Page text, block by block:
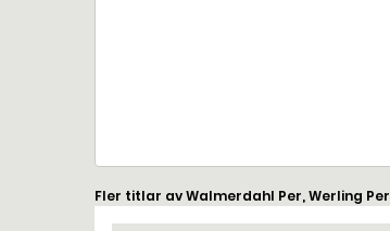
Fler titlar av Walmerdahl Per, Werling Per